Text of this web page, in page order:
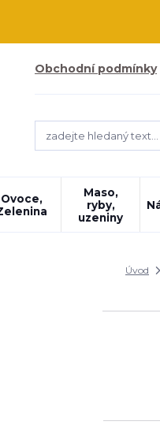
Obchodní podmínky
Ovoce,
Maso,
ryby,
uzeniny
Úvod